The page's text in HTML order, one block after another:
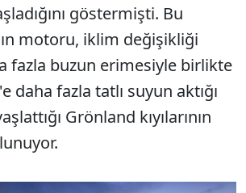
göstermişti. Bu
motoru, iklim değişikliği
fazla buzun erimesiyle birlikte
daha fazla tatlı suyun aktığı
Grönland kıyılarının